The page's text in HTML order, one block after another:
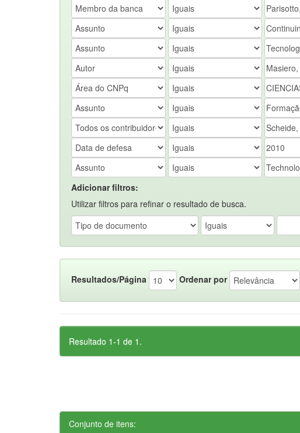
Adicionar filtros:
Utilizar filtros para refinar o resultado de busca.
Resultados/Página Ordenar por
Resultado 1-1 de 1.
Conjunto de itens: